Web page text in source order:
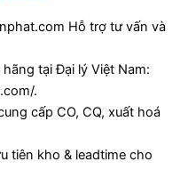
Hỗ trợ tư vấn và
tại Đại lý Việt Nam:
.
cấp CO, CQ, xuất hoá
tiên kho & leadtime cho